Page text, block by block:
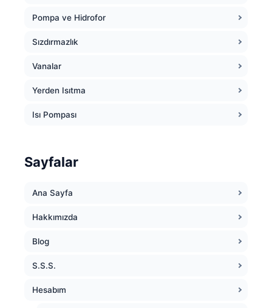
Pompa ve Hidrofor
Sızdırmazlık
Vanalar
Yerden Isıtma
Isı Pompası
Sayfalar
Ana Sayfa
Hakkımızda
Blog
S.S.S.
Hesabım